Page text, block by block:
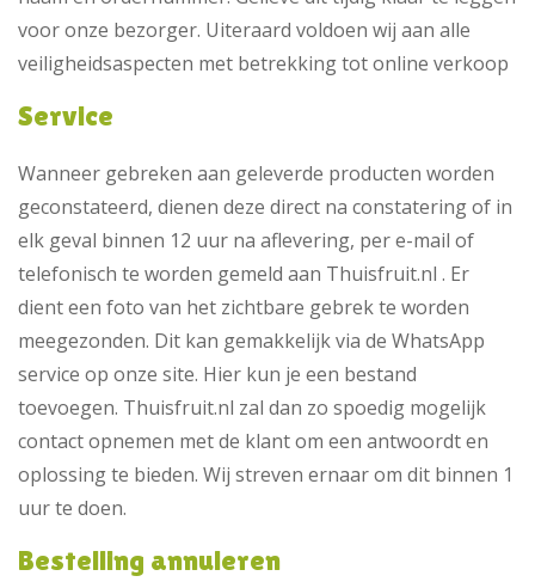
voor onze bezorger. Uiteraard voldoen wij aan alle
veiligheidsaspecten met betrekking tot online verkoop
Service
Wanneer gebreken aan geleverde producten worden
geconstateerd, dienen deze direct na constatering of in
elk geval binnen 12 uur na aflevering, per e-mail of
telefonisch te worden gemeld aan Thuisfruit.nl . Er
dient een foto van het zichtbare gebrek te worden
meegezonden. Dit kan gemakkelijk via de WhatsApp
service op onze site. Hier kun je een bestand
toevoegen. Thuisfruit.nl zal dan zo spoedig mogelijk
contact opnemen met de klant om een antwoordt en
oplossing te bieden. Wij streven ernaar om dit binnen 1
uur te doen.
Bestelling annuleren